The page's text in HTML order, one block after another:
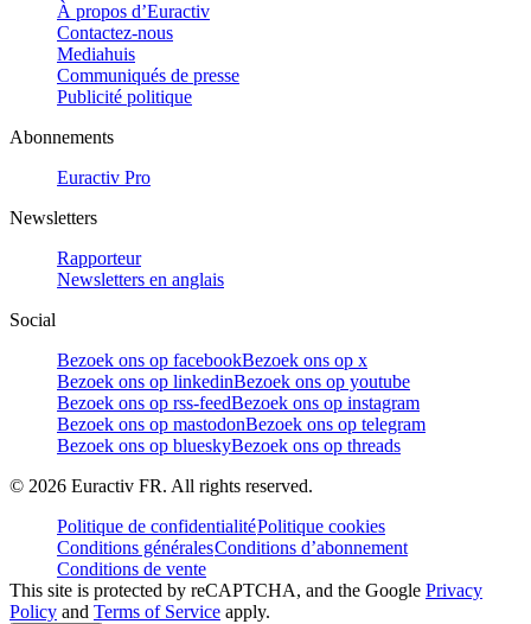
À propos d’Euractiv
Contactez-nous
Mediahuis
Communiqués de presse
Publicité politique
Abonnements
Euractiv Pro
Newsletters
Rapporteur
Newsletters en anglais
Social
Bezoek ons op facebookBezoek ons op x
Bezoek ons op linkedinBezoek ons op youtube
Bezoek ons op rss-feedBezoek ons op instagram
Bezoek ons op mastodonBezoek ons op telegram
Bezoek ons op blueskyBezoek ons op threads
© 2026 Euractiv FR. All rights reserved.
Politique de confidentialitéPolitique cookies
Conditions généralesConditions d’abonnement
Conditions de vente
This site is protected by reCAPTCHA, and the Google Privacy
Policy and Terms of Service apply.